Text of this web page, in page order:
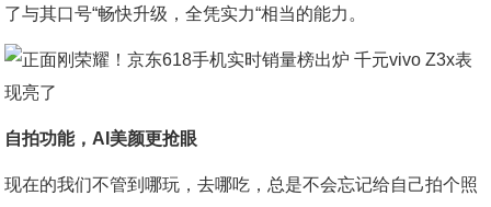
了与其口号“畅快升级，全凭实力“相当的能力。
自拍功能，AI美颜更抢眼
现在的我们不管到哪玩，去哪吃，总是不会忘记给自己拍个照